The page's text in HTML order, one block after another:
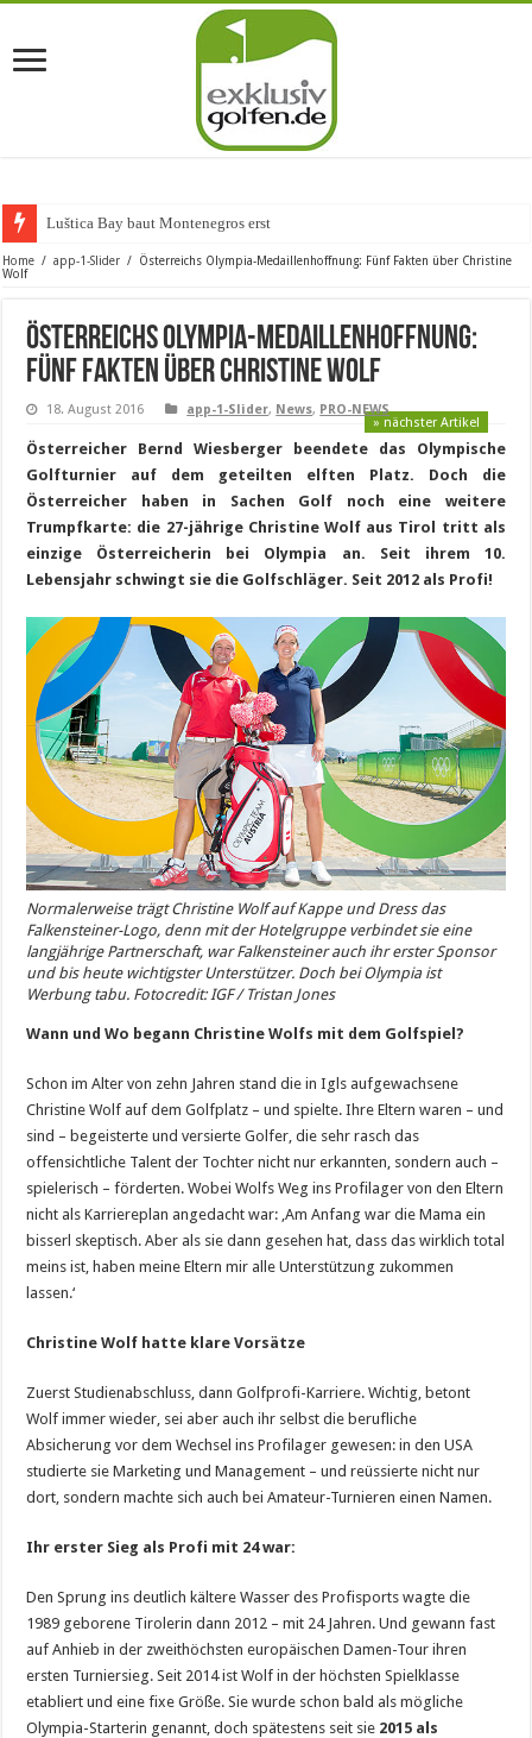
Luštica Bay baut Montenegros erste Golf-C
Home / app-1-Slider /
Österreichs Olympia-Medaillenhoffnung: Fünf Fakten über Christine
Wolf
Österreichs Olympia-Medaillenhoffnung:
Fünf Fakten über Christine Wolf
18. August 2016 app-1-Slider, News, PRO-NEWS
» nächster Artikel
Österreicher Bernd Wiesberger beendete das Olympische
Golfturnier auf dem geteilten elften Platz. Doch die
Österreicher haben in Sachen Golf noch eine weitere
Trumpfkarte: die 27-jährige Christine Wolf aus Tirol tritt als
einzige Österreicherin bei Olympia an. Seit ihrem 10.
Lebensjahr schwingt sie die Golfschläger. Seit 2012 als Profi!
Normalerweise trägt Christine Wolf auf Kappe und Dress das
Falkensteiner-Logo, denn mit der Hotelgruppe verbindet sie eine
langjährige Partnerschaft, war Falkensteiner auch ihr erster Sponsor
und bis heute wichtigster Unterstützer. Doch bei Olympia ist
Werbung tabu. Fotocredit: IGF / Tristan Jones
Wann und Wo begann Christine Wolfs mit dem Golfspiel?
Schon im Alter von zehn Jahren stand die in Igls aufgewachsene
Christine Wolf auf dem Golfplatz – und spielte. Ihre Eltern waren – und
sind – begeisterte und versierte Golfer, die sehr rasch das
offensichtliche Talent der Tochter nicht nur erkannten, sondern auch –
spielerisch – förderten. Wobei Wolfs Weg ins Profilager von den Eltern
nicht als Karriereplan angedacht war: ‚Am Anfang war die Mama ein
bisserl skeptisch. Aber als sie dann gesehen hat, dass das wirklich total
meins ist, haben meine Eltern mir alle Unterstützung zukommen
lassen.‘
Christine Wolf hatte klare Vorsätze
Zuerst Studienabschluss, dann Golfprofi-Karriere. Wichtig, betont
Wolf immer wieder, sei aber auch ihr selbst die berufliche
Absicherung vor dem Wechsel ins Profilager gewesen: in den USA
studierte sie Marketing und Management – und reüssierte nicht nur
dort, sondern machte sich auch bei Amateur-Turnieren einen Namen.
Ihr erster Sieg als Profi mit 24 war:
Den Sprung ins deutlich kältere Wasser des Profisports wagte die
1989 geborene Tirolerin dann 2012 – mit 24 Jahren. Und gewann fast
auf Anhieb in der zweithöchsten europäischen Damen-Tour ihren
ersten Turniersieg. Seit 2014 ist Wolf in der höchsten Spielklasse
etabliert und eine fixe Größe. Sie wurde schon bald als mögliche
Olympia-Starterin genannt, doch spätestens seit sie 2015 als